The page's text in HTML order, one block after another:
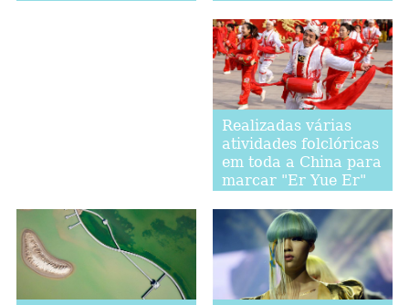
Mulher em Shandong
Realizadas várias
atividades folclóricas
em toda a China para
marcar "Er Yue Er"